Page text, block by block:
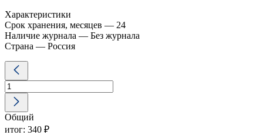
Характеристики
Срок хранения, месяцев — 24
Наличие журнала — Без журнала
Страна — Россия
Количество
товара
Азопирам-
Р
ЭомиТЕСТ
Винар
Общий
итог: 340 ₽